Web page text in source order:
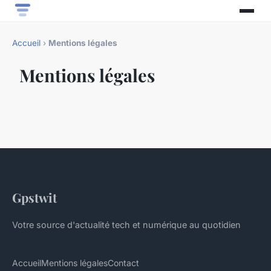
Accueil › Mentions légales
Mentions légales
Gpstwit
Votre source d'actualité tech et numérique au quotidien
AccueilMentions légalesContact